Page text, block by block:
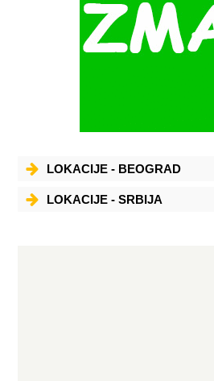
LOKACIJE - BEOGRAD
LOKACIJE - SRBIJA